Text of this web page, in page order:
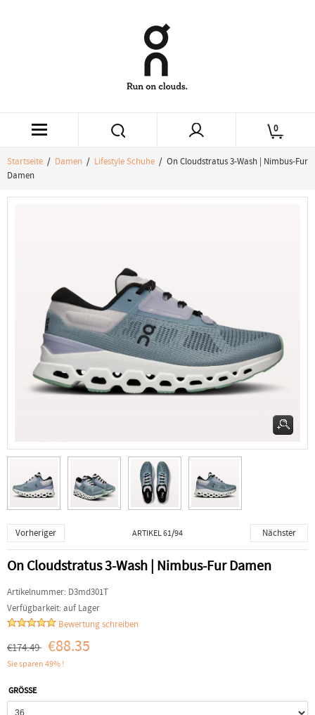
0
Startseite / Damen / Lifestyle Schuhe / On Cloudstratus 3-Wash | Nimbus-Fur
Damen
Vorheriger ARTIKEL 61/94 Nächster
On Cloudstratus 3-Wash | Nimbus-Fur Damen
Artikelnummer: D3md301T
Verfügbarkeit:auf Lager
Bewertung schreiben
€174.49 €88.35
Sie sparen 49% !
GRÖSSE